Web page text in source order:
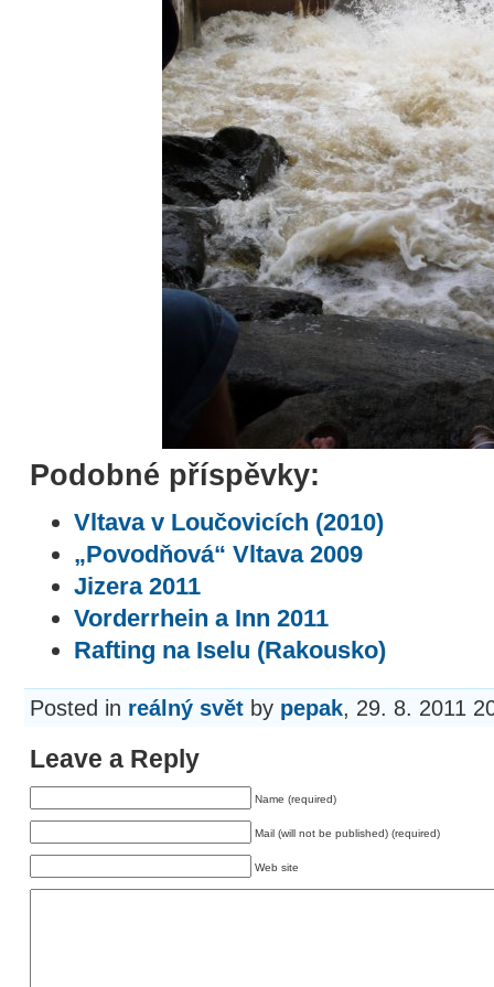
Podobné příspěvky:
Vltava v Loučovicích (2010)
„Povodňová“ Vltava 2009
Jizera 2011
Vorderrhein a Inn 2011
Rafting na Iselu (Rakousko)
Posted in reálný svět by pepak, 29. 8. 2011
Leave a Reply
Name (required)
Mail (will not be published) (required)
Web site